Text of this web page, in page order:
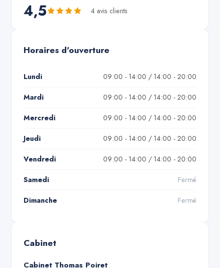
4,5 4 avis clients
Horaires d'ouverture
Lundi 09:00 - 14:00 / 14:00 - 20:00
Mardi 09:00 - 14:00 / 14:00 - 20:00
Mercredi 09:00 - 14:00 / 14:00 - 20:00
Jeudi 09:00 - 14:00 / 14:00 - 20:00
Vendredi 09:00 - 14:00 / 14:00 - 20:00
Samedi Fermé
Dimanche Fermé
Cabinet
Cabinet Thomas Poiret